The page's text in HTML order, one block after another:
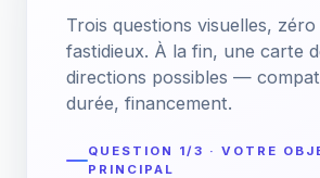
Trois questions visuelles,
fastidieux. À la fin, une carte
directions possibles —
durée, financement.
QUESTION 1/3 · VOTRE
PRINCIPAL